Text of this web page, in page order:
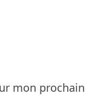
mon prochain